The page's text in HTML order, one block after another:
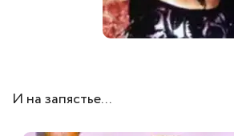
И на запястье...